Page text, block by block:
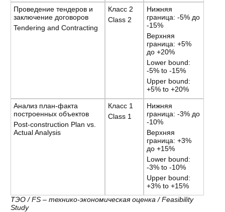
Проведение тендеров и
заключение договоров
Tendering and Contracting
Класс 2
Class 2
Нижняя
граница: -5% до
-15%
Верхняя
граница: +5%
до +20%
Lower bound:
-5% to -15%
Upper bound:
+5% to +20%
Анализ план-факта
построенных объектов
Post-construction Plan vs.
Actual Analysis
Класс 1
Class 1
Нижняя
граница: -3% до
-10%
Верхняя
граница: +3%
до +15%
Lower bound:
-3% to -10%
Upper bound:
+3% to +15%
ТЭО / FS – технико-экономическая оценка / Feasibility
Study